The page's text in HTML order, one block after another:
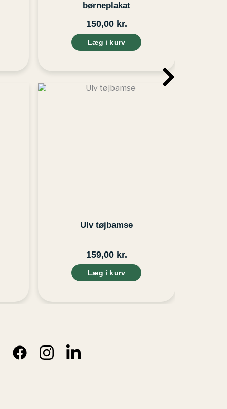
børneplakat
150,00 kr.
Læg i kurv
Ulv tøjbamse
159,00 kr.
Læg i kurv